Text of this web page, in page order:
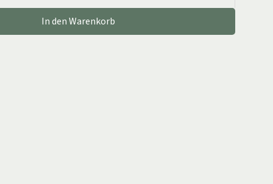
In den Warenkorb